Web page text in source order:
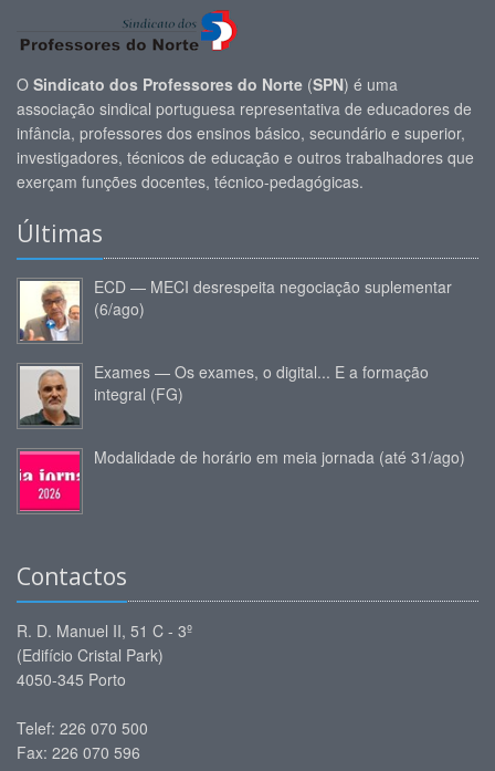
O Sindicato dos Professores do Norte (SPN) é uma
associação sindical portuguesa representativa de educadores de
infância, professores dos ensinos básico, secundário e superior,
investigadores, técnicos de educação e outros trabalhadores que
exerçam funções docentes, técnico-pedagógicas.
Últimas
ECD — MECI desrespeita negociação suplementar
(6/ago)
Exames — Os exames, o digital... E a formação
integral (FG)
Modalidade de horário em meia jornada (até 31/ago)
Contactos
R. D. Manuel II, 51 C - 3º
(Edifício Cristal Park)
4050-345 Porto
Telef: 226 070 500
Fax: 226 070 596